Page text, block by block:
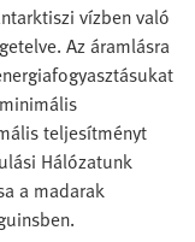
vízben való
Az áramlásra
teljesítményt
Hálózatunk
a madarak